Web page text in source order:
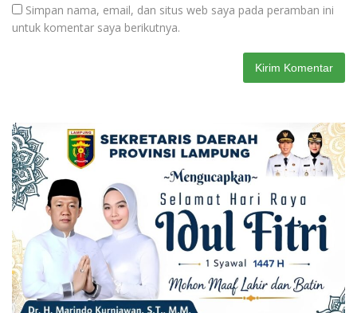
Simpan nama, email, dan situs web saya pada peramban ini
untuk komentar saya berikutnya.